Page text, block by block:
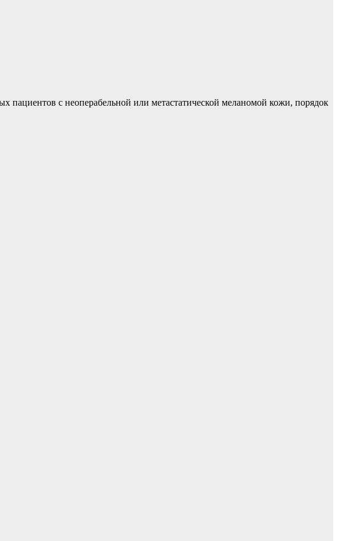
пациентов с неоперабельной или метастатической меланомой кожи, порядок